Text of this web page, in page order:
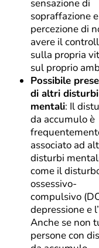
sensazione di
sopraffazione
percezione di
avere il
sulla propria
sul proprio
Possibile
di altri disturbi
mentali: Il
da accumulo è
associato ad
disturbi
come il
ossessivo-
compulsivo
depressione e
Anche se non
persone con